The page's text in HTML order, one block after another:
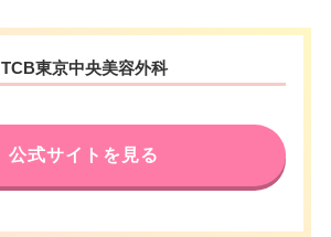
TCB東京中央美容外科
公式サイトを見る